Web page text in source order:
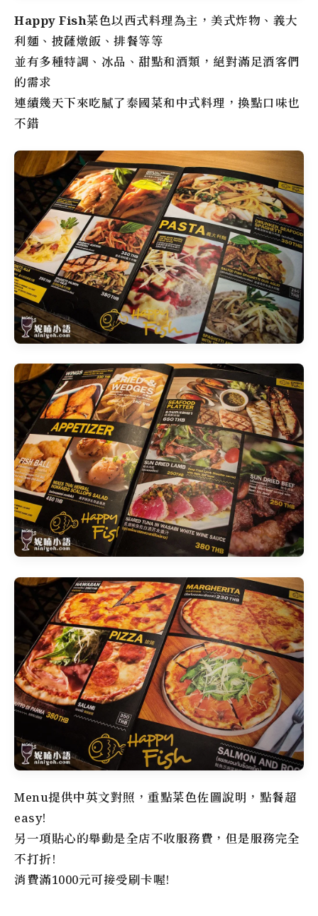
Happy Fish菜色以西式料理為主，美式炸物、義大
利麵、披薩燉飯、排餐等等
並有多種特調、冰品、甜點和酒類，絕對滿足酒客們
的需求
連續幾天下來吃膩了泰國菜和中式料理，換點口味也
不錯
Menu提供中英文對照，重點菜色佐圖說明，點餐超
easy!
另一項貼心的舉動是全店不收服務費，但是服務完全
不打折!
消費滿1000元可接受刷卡喔!